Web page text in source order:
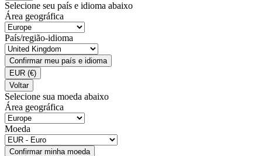
Selecione seu país e idioma abaixo
Área geográfica
País/região-idioma
Confirmar meu país e idioma
EUR (€)
Voltar
Selecione sua moeda abaixo
Área geográfica
Moeda
Confirmar minha moeda